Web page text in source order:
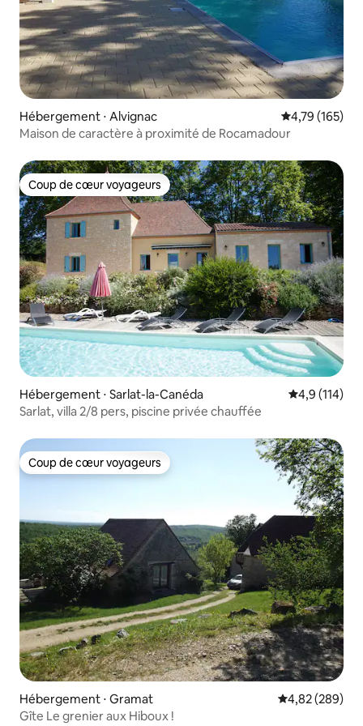
Hébergement ⋅ Alvignac Évaluation
4,79 (165)
Maison de caractère à proximité de Rocamadour
Coup de cœur voyageurs
Coup de cœur voyageurs
Hébergement ⋅ Sarlat-la-Canéda Évaluation
4,9 (114)
Sarlat, villa 2/8 pers, piscine privée chauffée
Coup de cœur voyageurs
Coup de cœur voyageurs
Hébergement ⋅ Gramat Évaluation
4,82 (289)
Gîte Le grenier aux Hiboux !